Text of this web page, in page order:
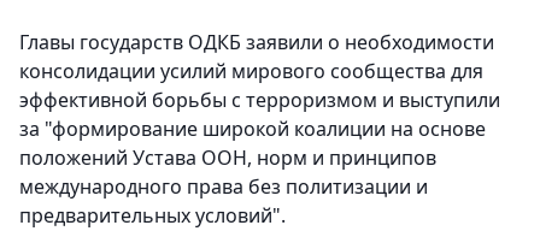
Главы государств ОДКБ заявили о необходимости
консолидации усилий мирового сообщества для
эффективной борьбы с терроризмом и выступили
за "формирование широкой коалиции на основе
положений Устава ООН, норм и принципов
международного права без политизации и
предварительных условий".